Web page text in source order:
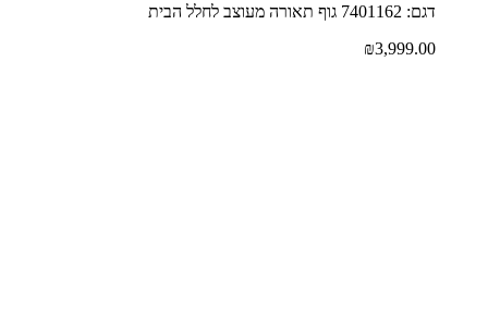
דגם: 7401162 גוף תאורה מעוצב לחלל הבית
₪3,999.00